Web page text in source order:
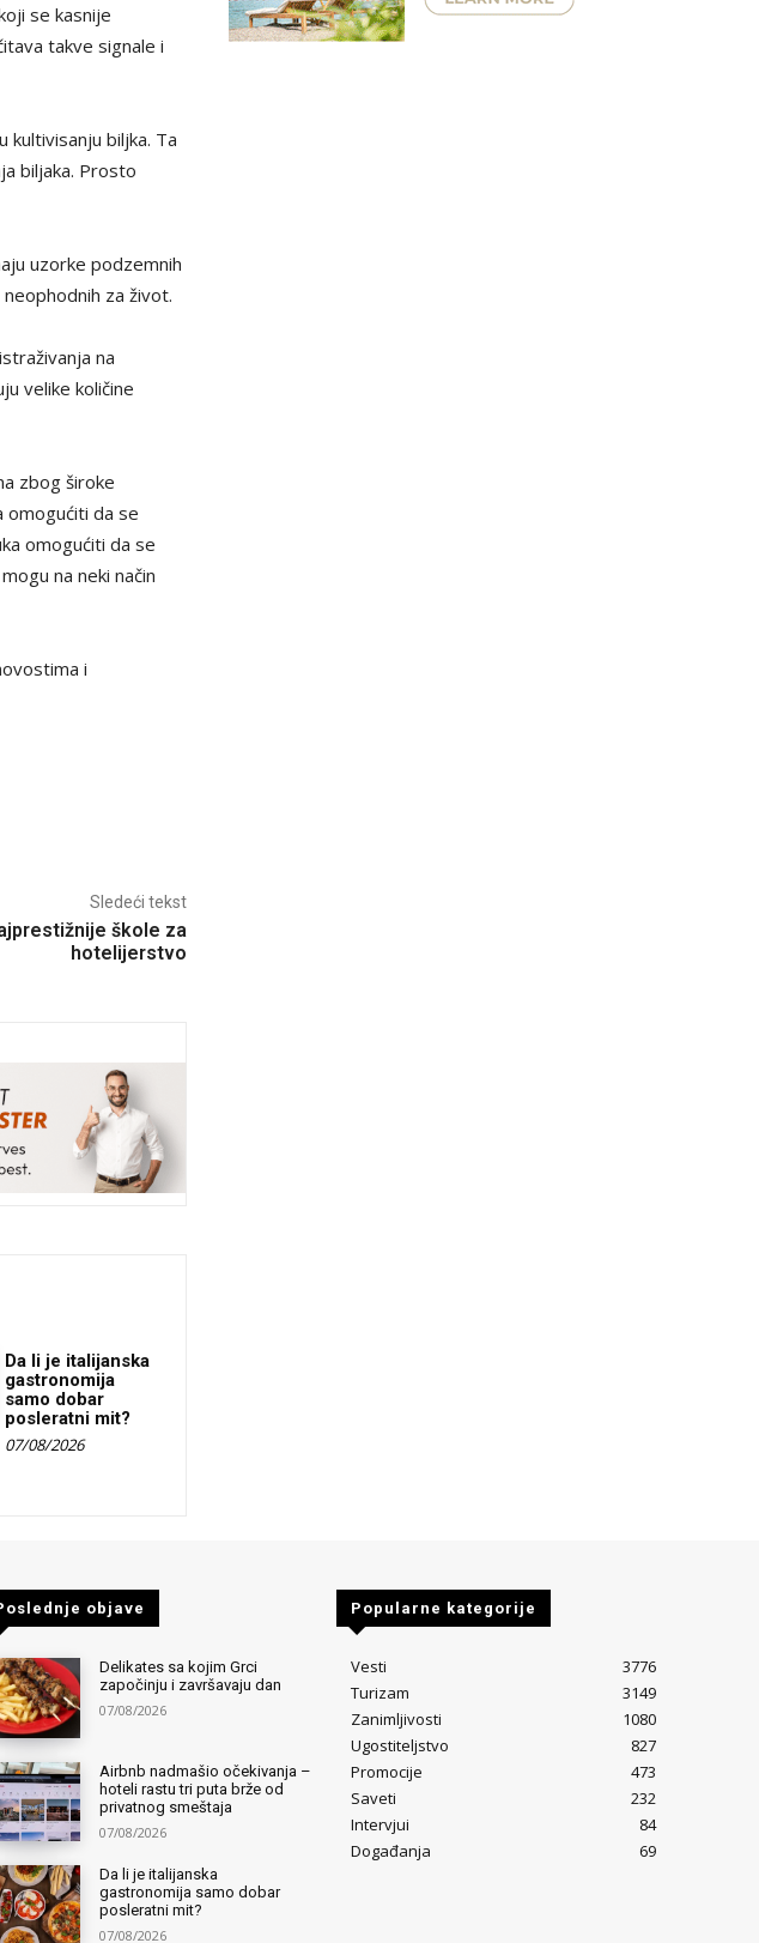
se kasnije
takve signale i
biljka. Ta
biljaka. Prosto
uzorke podzemnih
za život.
na
velike količine
zbog široke
omogućiti da se
omogućiti da se
na neki način
i
Sledeći tekst
škole za
hotelijerstvo
Da li je italijanska
gastronomija
samo dobar
posleratni mit?
07/08/2026
objave
Delikates sa kojim Grci
započinju i završavaju dan
07/08/2026
Airbnb nadmašio očekivanja –
hoteli rastu tri puta brže od
privatnog smeštaja
07/08/2026
Da li je italijanska
gastronomija samo dobar
posleratni mit?
07/08/2026
Popularne kategorije
Vesti
3776
Turizam
3149
Zanimljivosti
1080
Ugostiteljstvo
827
Promocije
473
Saveti
232
Intervjui
84
Događanja
69